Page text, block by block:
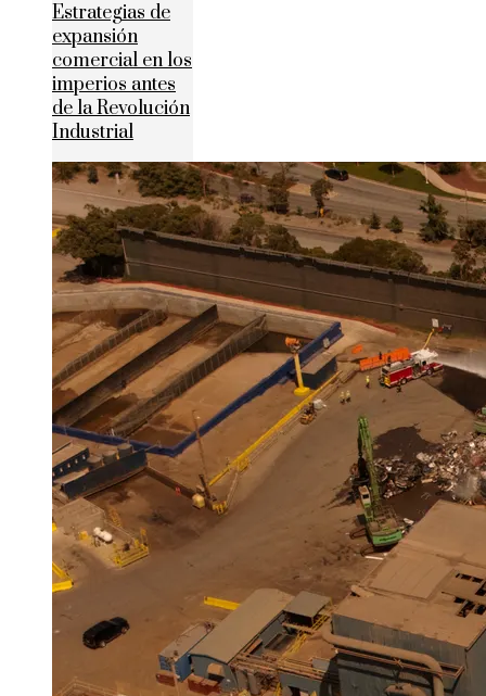
Estrategias de
expansión
comercial en los
imperios antes
de la Revolución
Industrial